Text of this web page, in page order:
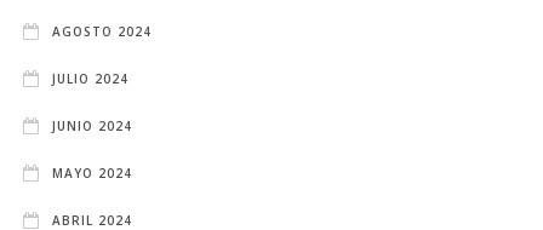
AGOSTO 2024
JULIO 2024
JUNIO 2024
MAYO 2024
ABRIL 2024